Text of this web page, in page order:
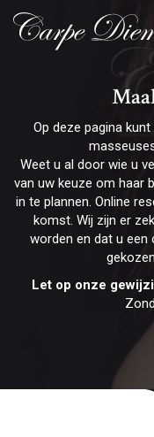
Op deze pagina
Weet u al door wie u
van uw keuze om haar
in te plannen. Online
komst. Wij zijn er
worden en dat u een
Let op onze